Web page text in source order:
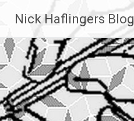
Inhalt
springen
Nick Haflingers Blog